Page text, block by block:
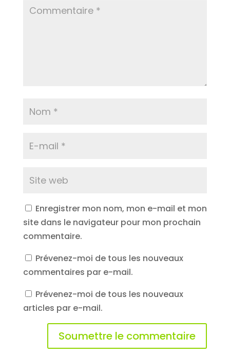
Enregistrer mon nom, mon e-mail et mon
site dans le navigateur pour mon prochain
commentaire.
Prévenez-moi de tous les nouveaux
commentaires par e-mail.
Prévenez-moi de tous les nouveaux
articles par e-mail.
Soumettre le commentaire